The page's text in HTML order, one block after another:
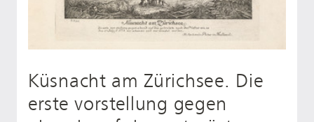
Küsnacht am Zürichsee. Die
erste vorstellung gegen